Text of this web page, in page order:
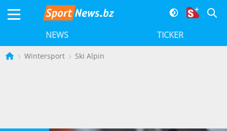
NEWS TICKER
Wintersport Ski Alpin